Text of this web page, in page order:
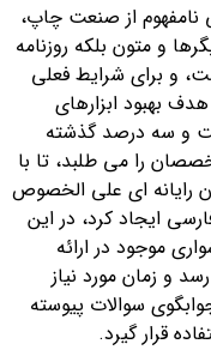
نامفهوم از صنعت چاپ،
و متون بلکه روزنامه
و برای شرایط فعلی
هدف بهبود ابزارهای
و سه درصد گذشته
را می طلبد، تا با
رایانه ای علی الخصوص
ایجاد کرد، در این
موجود در ارائه
و زمان مورد نیاز
سوالات پیوسته
قرار گیرد.